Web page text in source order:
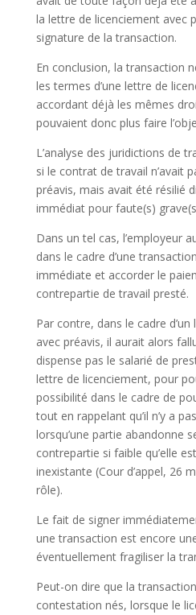
la lettre de licenciement avec
signature de la transaction.
En conclusion, la transaction
les termes d’une lettre de
accordant déjà les mêmes
pouvaient donc plus faire
L’analyse des juridictions de
si le contrat de travail n’avait
préavis, mais avait été résilié
immédiat pour faute(s)
Dans un tel cas, l’employeur
dans le cadre d’une
immédiate et accorder le
contrepartie de travail presté.
Par contre, dans le cadre
avec préavis, il aurait alors
dispense pas le salarié de
lettre de licenciement, pour
possibilité dans le cadre de
tout en rappelant qu’il n’y a
lorsqu’une partie abandonne
contrepartie si faible qu’elle
inexistante (Cour d’appel, 26
rôle).
Le fait de signer
une transaction est encore
éventuellement fragiliser la
Peut-on dire que la
contestation nés, lorsque le